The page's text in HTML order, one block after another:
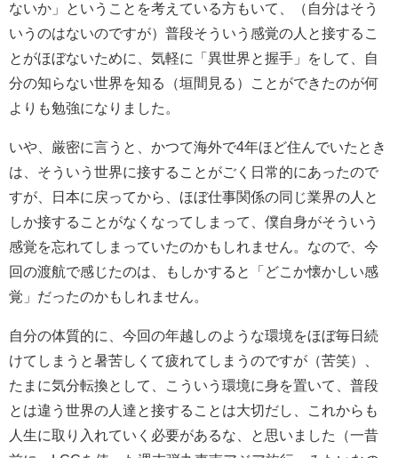
ないか」ということを考えている方もいて、（自分はそう
いうのはないのですが）普段そういう感覚の人と接するこ
とがほぼないために、気軽に「異世界と握手」をして、自
分の知らない世界を知る（垣間見る）ことができたのが何
よりも勉強になりました。
いや、厳密に言うと、かつて海外で4年ほど住んでいたとき
は、そういう世界に接することがごく日常的にあったので
すが、日本に戻ってから、ほぼ仕事関係の同じ業界の人と
しか接することがなくなってしまって、僕自身がそういう
感覚を忘れてしまっていたのかもしれません。なので、今
回の渡航で感じたのは、もしかすると「どこか懐かしい感
覚」だったのかもしれません。
自分の体質的に、今回の年越しのような環境をほぼ毎日続
けてしまうと暑苦しくて疲れてしまうのですが（苦笑）、
たまに気分転換として、こういう環境に身を置いて、普段
とは違う世界の人達と接することは大切だし、これからも
人生に取り入れていく必要があるな、と思いました（一昔